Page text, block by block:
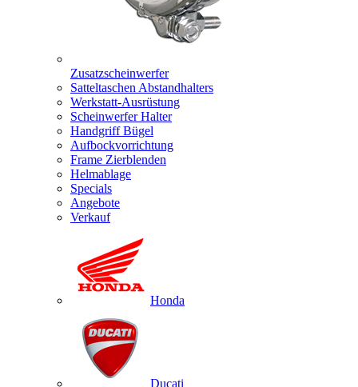
Zusatzscheinwerfer
Satteltaschen Abstandhalters
Werkstatt-Ausrüstung
Scheinwerfer Halter
Handgriff Bügel
Aufbockvorrichtung
Frame Zierblenden
Helmablage
Specials
Angebote
Verkauf
Honda
Ducati